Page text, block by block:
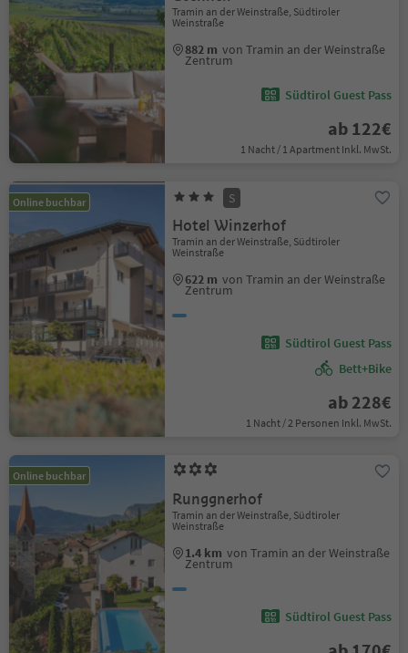
Tramin an der Weinstraße, Südtiroler
Weinstraße
882 m von Tramin an der Weinstraße
Zentrum
Südtirol Guest Pass
ab 122€
1 Nacht / 1 Apartment Inkl. MwSt.
Online buchbar S
Hotel Winzerhof
Tramin an der Weinstraße, Südtiroler
Weinstraße
622 m von Tramin an der Weinstraße
Zentrum
Südtirol Guest Pass
Bett+Bike
ab 228€
1 Nacht / 2 Personen Inkl. MwSt.
Online buchbar
Runggnerhof
Tramin an der Weinstraße, Südtiroler
Weinstraße
1.4 km von Tramin an der Weinstraße
Zentrum
Südtirol Guest Pass